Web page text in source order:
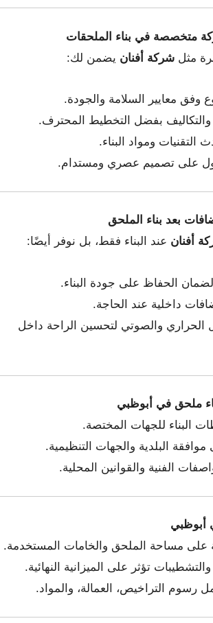
متخصصة في بناء الملحقات
مثل شركة أفنان يضمن لك:
وفق معايير السلامة والجودة.
والتكاليف بفضل التخطيط المحترف.
التقنيات ومواد البناء.
على تصميم عصري ومستدام.
بعد بناء الملحق
أفنان عند البناء فقط، بل نوفر أيضًا:
الحفاظ على جودة البناء.
داخلية عند الحاجة.
الحراري والصوتي لتحسين الراحة داخل
ملحق في أبوظبي
البناء للجهات المختصة.
البلدية والجهات التنظيمية.
الفنية والقوانين المحلية.
أبوظبي
على مساحة الملحق والخامات المستخدمة.
تؤثر على الميزانية النهائية.
رسوم التراخيص، العمالة، والمواد.